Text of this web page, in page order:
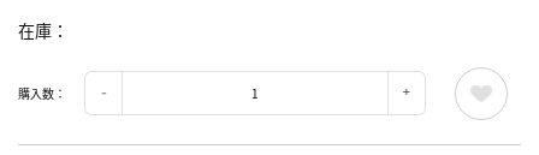
在庫
購入数：